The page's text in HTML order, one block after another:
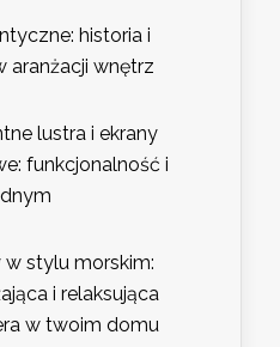
historia i
aranżacji wnętrz
lustra i ekrany
funkcjonalność i
stylu morskim:
i relaksująca
w twoim domu